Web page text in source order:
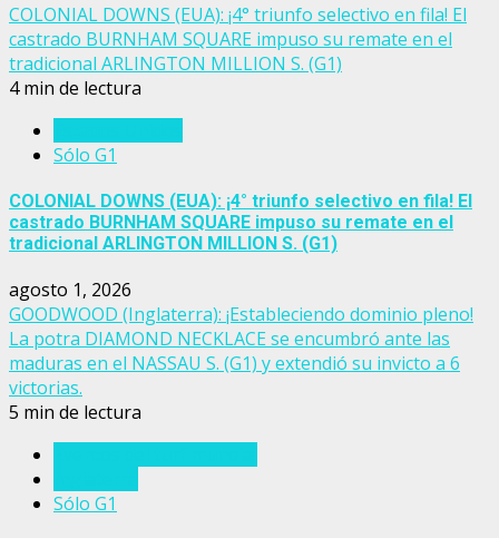
COLONIAL DOWNS (EUA): ¡4° triunfo selectivo en fila! El
castrado BURNHAM SQUARE impuso su remate en el
tradicional ARLINGTON MILLION S. (G1)
4 min de lectura
Sólo G1
COLONIAL DOWNS (EUA): ¡4° triunfo selectivo en fila! El
castrado BURNHAM SQUARE impuso su remate en el
tradicional ARLINGTON MILLION S. (G1)
agosto 1, 2026
GOODWOOD (Inglaterra): ¡Estableciendo dominio pleno!
La potra DIAMOND NECKLACE se encumbró ante las
maduras en el NASSAU S. (G1) y extendió su invicto a 6
victorias.
5 min de lectura
Sólo G1